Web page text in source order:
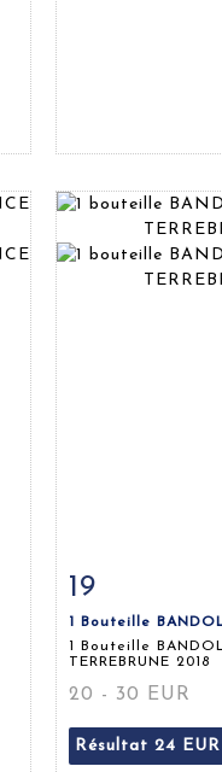
Fiche détaillée
19
1 Bouteille
1 Bouteille
TERREBRUNE 2018
20 - 30 EUR
Résultat 24 EUR